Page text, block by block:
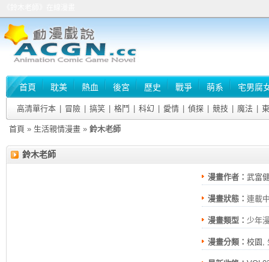
首頁 耽美 熱血 後宮 歷史 戰爭 萌系 宅男腐
高清單行本 冒險 搞笑 格鬥 科幻 愛情 偵探 競技 魔法
首頁 » 生活親情漫畫 » 鈴木老師
鈴木老師
漫畫作者： 武富
漫畫狀態： 連載
漫畫類型： 少年
漫畫分類： 校園 ,